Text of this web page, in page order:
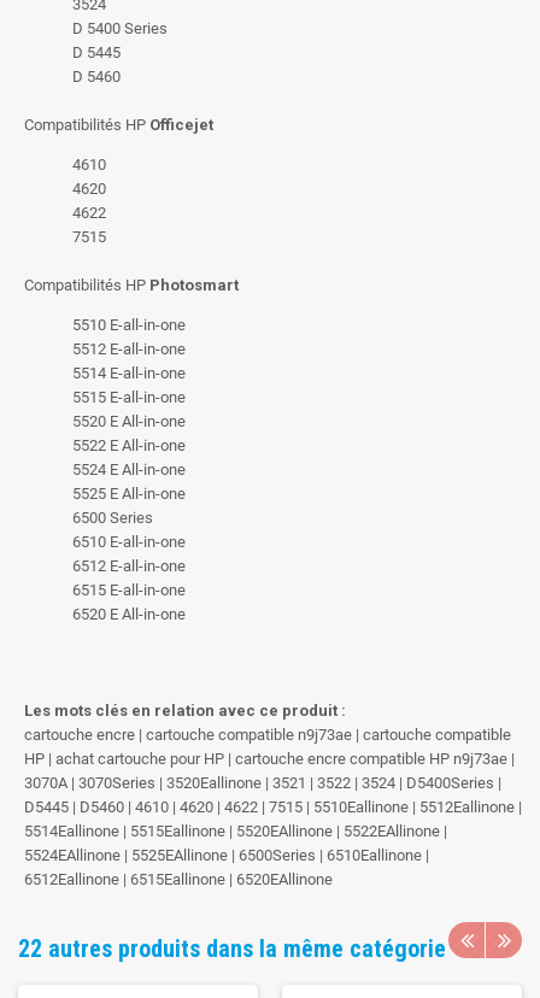
3524
D 5400 Series
D 5445
D 5460
Compatibilités HP Officejet
4610
4620
4622
7515
Compatibilités HP Photosmart
5510 E-all-in-one
5512 E-all-in-one
5514 E-all-in-one
5515 E-all-in-one
5520 E All-in-one
5522 E All-in-one
5524 E All-in-one
5525 E All-in-one
6500 Series
6510 E-all-in-one
6512 E-all-in-one
6515 E-all-in-one
6520 E All-in-one
Les mots clés en relation avec ce produit :
cartouche encre | cartouche compatible n9j73ae | cartouche compatible
HP | achat cartouche pour HP | cartouche encre compatible HP n9j73ae |
3070A | 3070Series | 3520Eallinone | 3521 | 3522 | 3524 | D5400Series |
D5445 | D5460 | 4610 | 4620 | 4622 | 7515 | 5510Eallinone | 5512Eallinone |
5514Eallinone | 5515Eallinone | 5520EAllinone | 5522EAllinone |
5524EAllinone | 5525EAllinone | 6500Series | 6510Eallinone |
6512Eallinone | 6515Eallinone | 6520EAllinone
22 autres produits dans la même catégorie